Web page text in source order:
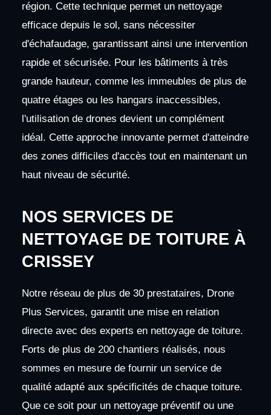
région. Cette technique permet un nettoyage
efficace depuis le sol, sans nécessiter
d'échafaudage, garantissant ainsi une intervention
rapide et sécurisée. Pour les bâtiments à très
grande hauteur, comme les immeubles de plus de
quatre étages ou les hangars inaccessibles,
l'utilisation de drones devient un complément
idéal. Cette approche innovante permet d'atteindre
des zones difficiles d'accès tout en maintenant un
haut niveau de sécurité.
NOS SERVICES DE
NETTOYAGE DE TOITURE À
CRISSEY
Notre réseau de plus de 30 prestataires, Drone
Plus Services, garantit une mise en relation
directe avec des experts en nettoyage de toiture.
Forts de plus de 200 chantiers réalisés, nous
sommes en mesure de fournir un service de
qualité adapté aux spécificités de chaque toiture.
Que ce soit pour un nettoyage préventif ou une